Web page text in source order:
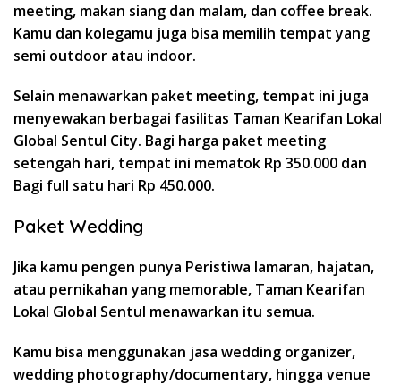
meeting, makan siang dan malam, dan coffee break.
Kamu dan kolegamu juga bisa memilih tempat yang
semi outdoor atau indoor.
Selain menawarkan paket meeting, tempat ini juga
menyewakan berbagai fasilitas Taman Kearifan Lokal
Global Sentul City. Bagi harga paket meeting
setengah hari, tempat ini mematok Rp 350.000 dan
Bagi full satu hari Rp 450.000.
Paket Wedding
Jika kamu pengen punya Peristiwa lamaran, hajatan,
atau pernikahan yang memorable, Taman Kearifan
Lokal Global Sentul menawarkan itu semua.
Kamu bisa menggunakan jasa wedding organizer,
wedding photography/documentary, hingga venue